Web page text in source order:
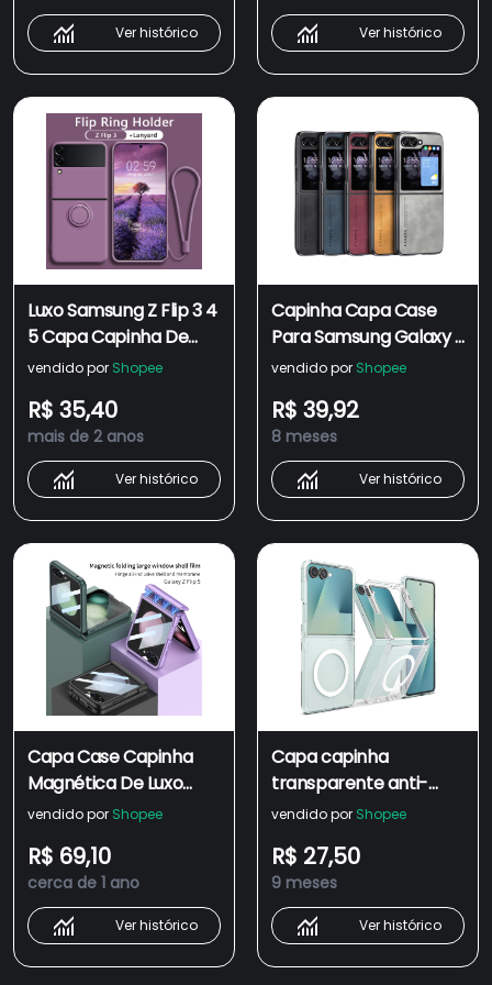
Ver histórico
Choque Phone
Capinha
Ver histórico
Luxo Samsung Z Flip 3 4
5 Capa Capinha De
Silicone Líquido Com
Mesma Cor Lanyard À
Prova De Choque
vendido por Shopee
R$ 35,40
mais de 2 anos
Ver histórico
Capinha Capa Case
Para Samsung Galaxy Z
Flip 5 Couro Premiun
vendido por Shopee
R$ 39,92
8 meses
Ver histórico
Capa Case Capinha
Magnética De Luxo
Para Samsung Galaxy Z
Protetor De Tela
Incluído Telefone
vendido por Shopee
R$ 69,10
cerca de 1 ano
Ver histórico
Capa capinha
transparente anti-
impacto magnética
celular samsung galaxy
Z Flip 3/4/5/6 e 7
vendido por Shopee
R$ 27,50
9 meses
Ver histórico